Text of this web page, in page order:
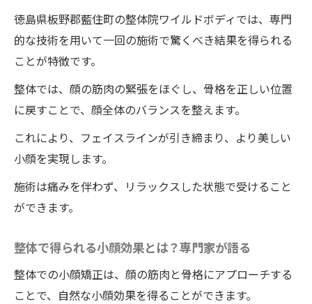
イルドボディの施術を体験
初めての小顔矯正体験：徳島県板野郡藍住
町の整体院ワイルドボディ
小顔効果を実感するまでの時間：徳島県板
野郡藍住町のワイルドボディの施術
整体施術の流れ：徳島県板野郡藍住町のワ
イルドボディでのプロセス
フェイスラインを決定づける要素：徳島県
板野郡藍住町のワイルドボディの整体術
整体での変化
施術後のケア方法：徳島県板野郡藍住町の
整体院ワイルドボディのアドバイス
徳島県板野郡藍住町の整体院ワイルドボディでは、専門
的な技術を用いて一回の施術で驚くべき結果を得られる
ことが特徴です。
整体では、顔の筋肉の緊張をほぐし、骨格を正しい位置
に戻すことで、顔全体のバランスを整えます。
これにより、フェイスラインが引き締まり、より美しい
小顔を実現します。
施術は痛みを伴わず、リラックスした状態で受けること
ができます。
整体で得られる小顔効果とは？専門家が語る
整体での小顔矯正は、顔の筋肉と骨格にアプローチする
ことで、自然な小顔効果を得ることができます。